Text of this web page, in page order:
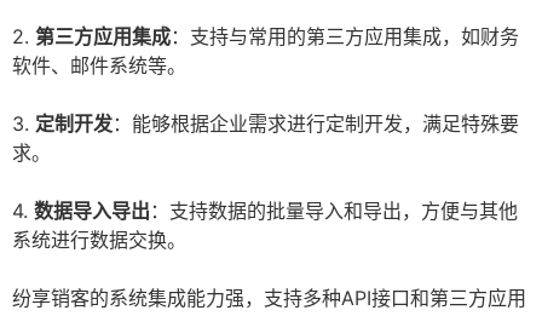
2. 第三方应用集成：支持与常用的第三方应用集成，如财务
软件、邮件系统等。
3. 定制开发：能够根据企业需求进行定制开发，满足特殊要
求。
4. 数据导入导出 ：支持数据的批量导入和导出，方便与其他
系统进行数据交换。
纷享销客的系统集成能力强，支持多种API接口和第三方应用